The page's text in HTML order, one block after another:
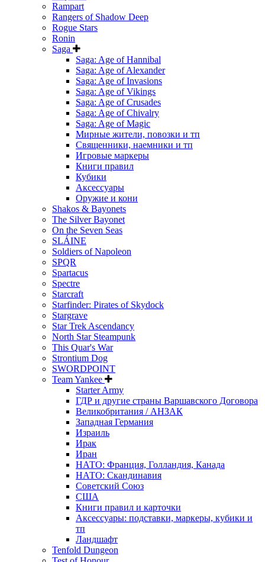
Rampart
Rangers of Shadow Deep
Rogue Stars
Ronin
Saga
Saga: Age of Hannibal
Saga: Age of Alexander
Saga: Age of Invasions
Saga: Age of Vikings
Saga: Age of Crusades
Saga: Age of Chivalry
Saga: Age of Magic
Мирные жители, повозки и тп
Священники, наемники и тп
Игровые маркеры
Книги правил
Кубики
Аксессуары
Оружие и кони
Shakos & Bayonets
The Silver Bayonet
On the Seven Seas
SLÁINE
Soldiers of Napoleon
SPQR
Spartacus
Spectre
Starcraft
Starfinder: Pirates of Skydock
Stargrave
Star Trek Ascendancy
North Star Steampunk
This Quar's War
Strontium Dog
SWORDPOINT
Team Yankee
Starter Army
ГДР и другие страны Варшавского Договора
Великобритания / АНЗАК
Западная Германия
Израиль
Ирак
Иран
НАТО: Франция, Голландия, Канада
НАТО: Скандинавия
Советский Союз
США
Книги правил и карточки
Аксессуары: подставки, маркеры, кубики и
тп
Ландшафт
Tenfold Dungeon